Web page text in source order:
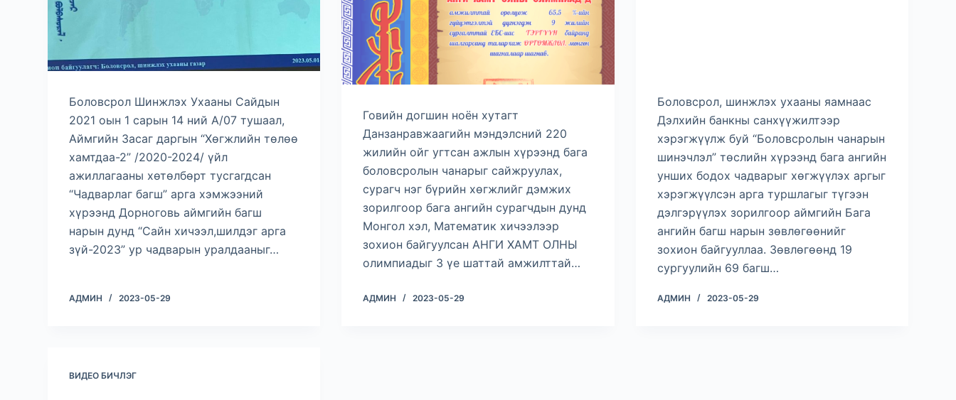
Боловсрол Шинжлэх Ухааны Сайдын
2021 оын 1 сарын 14 ний А/07 тушаал,
Аймгийн Засаг даргын “Хөгжлийн төлөө
хамтдаа-2” /2020-2024/ үйл
ажиллагааны хөтөлбөрт тусгагдсан
“Чадварлаг багш” арга хэмжээний
хүрээнд Дорноговь аймгийн багш
нарын дунд “Сайн хичээл,шилдэг арга
зүй-2023” ур чадварын уралдааныг…
АДМИН 2023-05-29
Говийн догшин ноён хутагт
Данзанравжаагийн мэндэлсний 220
жилийн ойг угтсан ажлын хүрээнд бага
боловсролын чанарыг сайжруулах,
сурагч нэг бүрийн хөгжлийг дэмжих
зорилгоор бага ангийн сурагчдын дунд
Монгол хэл, Математик хичээлээр
зохион байгуулсан АНГИ ХАМТ ОЛНЫ
олимпиадыг 3 үе шаттай амжилттай…
АДМИН 2023-05-29
Боловсрол, шинжлэх ухааны яамнаас
Дэлхийн банкны санхүүжилтээр
хэрэгжүүлж буй “Боловсролын чанарын
шинэчлэл” төслийн хүрээнд бага ангийн
унших бодох чадварыг хөгжүүлэх аргыг
хэрэгжүүлсэн арга туршлагыг түгээн
дэлгэрүүлэх зорилгоор аймгийн Бага
ангийн багш нарын зөвлөгөөнийг
зохион байгууллаа. Зөвлөгөөнд 19
сургуулийн 69 багш…
АДМИН 2023-05-29
ВИДЕО БИЧЛЭГ